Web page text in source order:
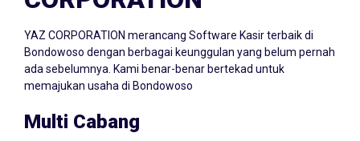
Bondowoso dengan berbagai keunggulan yang belum pernah
ada sebelumnya. Kami benar-benar bertekad untuk
memajukan usaha di Bondowoso